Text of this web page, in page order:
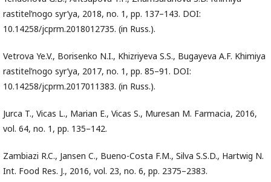
rastitel’nogo syr’ya, 2018, no. 1, pp. 137–143. DOI:
10.14258/jcprm.2018012735. (in Russ.).
Vetrova Ye.V., Borisenko N.I., Khizriyeva S.S., Bugayeva A.F. Khimiya
rastitel’nogo syr’ya, 2017, no. 1, pp. 85–91. DOI:
10.14258/jcprm.2017011383. (in Russ.).
Jurca T., Vicas L., Marian E., Vicas S., Muresan M. Farmacia, 2016,
vol. 64, no. 1, pp. 135–142.
Zambiazi R.C., Jansen C., Bueno-Costa F.M., Silva S.S.D., Hartwig N.
Int. Food Res. J., 2016, vol. 23, no. 6, pp. 2375–2383.